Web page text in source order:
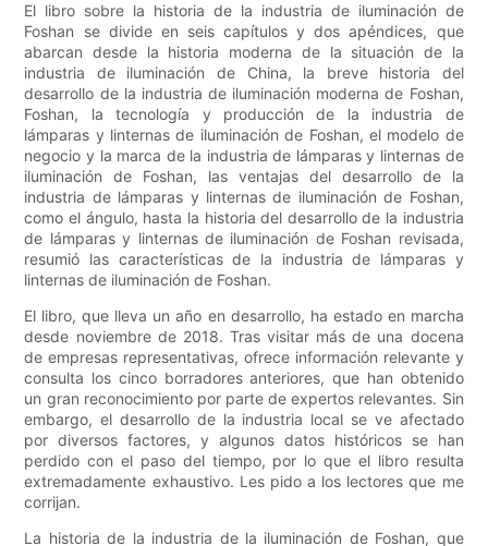
El libro sobre la historia de la industria de iluminación de
Foshan se divide en seis capítulos y dos apéndices, que
abarcan desde la historia moderna de la situación de la
industria de iluminación de China, la breve historia del
desarrollo de la industria de iluminación moderna de Foshan,
Foshan, la tecnología y producción de la industria de
lámparas y linternas de iluminación de Foshan, el modelo de
negocio y la marca de la industria de lámparas y linternas de
iluminación de Foshan, las ventajas del desarrollo de la
industria de lámparas y linternas de iluminación de Foshan,
como el ángulo, hasta la historia del desarrollo de la industria
de lámparas y linternas de iluminación de Foshan revisada,
resumió las características de la industria de lámparas y
linternas de iluminación de Foshan.
El libro, que lleva un año en desarrollo, ha estado en marcha
desde noviembre de 2018. Tras visitar más de una docena
de empresas representativas, ofrece información relevante y
consulta los cinco borradores anteriores, que han obtenido
un gran reconocimiento por parte de expertos relevantes. Sin
embargo, el desarrollo de la industria local se ve afectado
por diversos factores, y algunos datos históricos se han
perdido con el paso del tiempo, por lo que el libro resulta
extremadamente exhaustivo. Les pido a los lectores que me
corrijan.
La historia de la industria de la iluminación de Foshan, que